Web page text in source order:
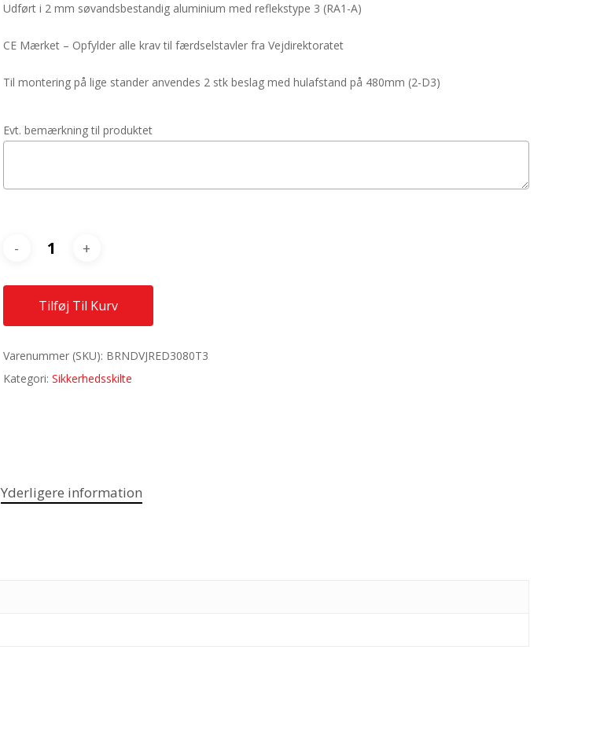
Udført i 2 mm søvandsbestandig aluminium med reflekstype 3 (RA1-A)
CE Mærket – Opfylder alle krav til færdselstavler fra Vejdirektoratet
Til montering på lige stander anvendes 2 stk beslag med hulafstand på 480mm (2-D3)
Evt. bemærkning til produktet
Tilføj Til Kurv
Varenummer (SKU): BRNDVJRED3080T3
Kategori: Sikkerhedsskilte
Yderligere information